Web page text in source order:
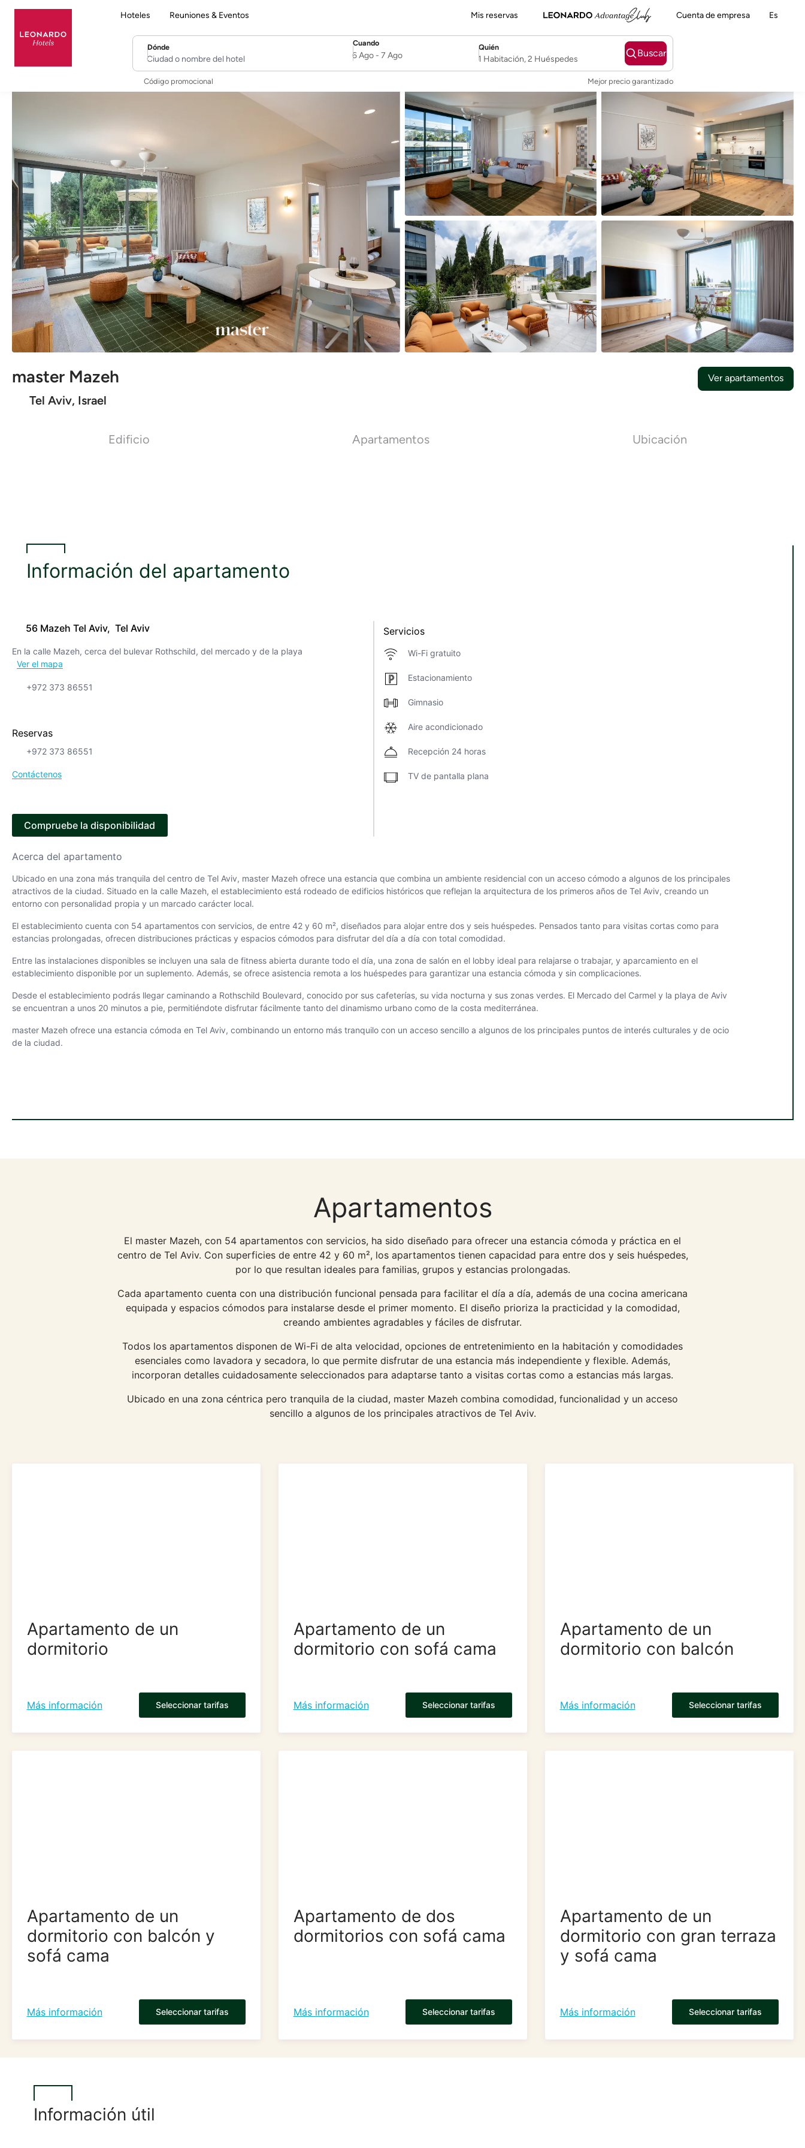
Hoteles Reuniones & Eventos Mis reservas Cuenta de empresa Es
master Mazeh
Tel Aviv, Israel
Ver apartamentos
Dónde
Ciudad o nombre del hotel
Cuando
SelectDate
6 Ago- 7 Ago
Quién
Username
1 Habitación, 2 Huéspedes
Buscar
Código promocional Mejor precio garantizado
Edificio Apartamentos Ubicación
Información del apartamento
56 Mazeh Tel Aviv, Tel Aviv
En la calle Mazeh, cerca del bulevar Rothschild, del mercado y de la playa
Ver el mapa
+972 373 86551
Reservas
+972 373 86551
Contáctenos
Compruebe la disponibilidad
Servicios
Wi-Fi gratuito
Estacionamiento
Gimnasio
Aire acondicionado
Recepción 24 horas
TV de pantalla plana
Acerca del apartamento
Ubicado en una zona más tranquila del centro de Tel Aviv, master Mazeh ofrece una estancia que combina un ambiente residencial con un acceso cómodo a algunos de los principales
atractivos de la ciudad. Situado en la calle Mazeh, el establecimiento está rodeado de edificios históricos que reflejan la arquitectura de los primeros años de Tel Aviv, creando un
entorno con personalidad propia y un marcado carácter local.
El establecimiento cuenta con 54 apartamentos con servicios, de entre 42 y 60 m², diseñados para alojar entre dos y seis huéspedes. Pensados tanto para visitas cortas como para
estancias prolongadas, ofrecen distribuciones prácticas y espacios cómodos para disfrutar del día a día con total comodidad.
Entre las instalaciones disponibles se incluyen una sala de fitness abierta durante todo el día, una zona de salón en el lobby ideal para relajarse o trabajar, y aparcamiento en el
establecimiento disponible por un suplemento. Además, se ofrece asistencia remota a los huéspedes para garantizar una estancia cómoda y sin complicaciones.
Desde el establecimiento podrás llegar caminando a Rothschild Boulevard, conocido por sus cafeterías, su vida nocturna y sus zonas verdes. El Mercado del Carmel y la playa de Aviv
se encuentran a unos 20 minutos a pie, permitiéndote disfrutar fácilmente tanto del dinamismo urbano como de la costa mediterránea.
master Mazeh ofrece una estancia cómoda en Tel Aviv, combinando un entorno más tranquilo con un acceso sencillo a algunos de los principales puntos de interés culturales y de ocio
de la ciudad.
Apartamentos
El master Mazeh, con 54 apartamentos con servicios, ha sido diseñado para ofrecer una estancia cómoda y práctica en el
centro de Tel Aviv. Con superficies de entre 42 y 60 m², los apartamentos tienen capacidad para entre dos y seis huéspedes,
por lo que resultan ideales para familias, grupos y estancias prolongadas.
Cada apartamento cuenta con una distribución funcional pensada para facilitar el día a día, además de una cocina americana
equipada y espacios cómodos para instalarse desde el primer momento. El diseño prioriza la practicidad y la comodidad,
creando ambientes agradables y fáciles de disfrutar.
Todos los apartamentos disponen de Wi-Fi de alta velocidad, opciones de entretenimiento en la habitación y comodidades
esenciales como lavadora y secadora, lo que permite disfrutar de una estancia más independiente y flexible. Además,
incorporan detalles cuidadosamente seleccionados para adaptarse tanto a visitas cortas como a estancias más largas.
Ubicado en una zona céntrica pero tranquila de la ciudad, master Mazeh combina comodidad, funcionalidad y un acceso
sencillo a algunos de los principales atractivos de Tel Aviv.
Apartamento de un
dormitorio
Más información Seleccionar tarifas
Apartamento de un
dormitorio con sofá cama
Más información Seleccionar tarifas
Apartamento de un
dormitorio con balcón
Más información Seleccionar tarifas
Apartamento de un
dormitorio con balcón y
sofá cama
Más información Seleccionar tarifas
Apartamento de dos
dormitorios con sofá cama
Más información Seleccionar tarifas
Apartamento de un
dormitorio con gran terraza
y sofá cama
Más información Seleccionar tarifas
Información útil